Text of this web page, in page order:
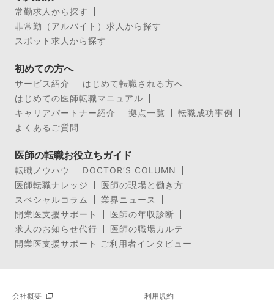
常勤求人から探す
非常勤（アルバイト）求人から探す
スポット求人から探す
初めての方へ
サービス紹介
はじめて転職される方へ
はじめての医師転職マニュアル
キャリアパートナー紹介
拠点一覧
転職成功事例
よくあるご質問
医師の転職お役立ちガイド
転職ノウハウ
DOCTOR’S COLUMN
医師転職ナレッジ
医師の現場と働き方
スペシャルコラム
業界ニュース
開業医支援サポート
医師の年収診断
求人のお知らせ代行
医師の職場カルテ
開業医支援サポート ご利用者インタビュー
会社概要 利用規約